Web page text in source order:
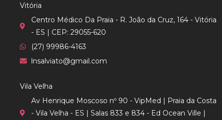
Vitória
Centro Médico Da Praia - R. João da Cruz, 164 - Vitória
- ES | CEP: 29055-620
(27) 99986-4163
lnsalviato@gmail.com
Vila Velha
Av Henrique Moscoso nº 90 - VipMed | Praia da Costa
- Vila Velha - ES | Salas 833 e 834 - Ed Ocean Ville |